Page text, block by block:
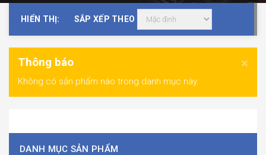
HIỂN THỊ: SẮP XẾP THEO
×
Thông báo
Không có sản phẩm nào trong danh mục này.
DANH MỤC SẢN PHẨM